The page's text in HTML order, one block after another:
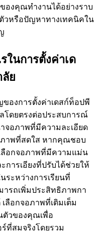
องคุณทํางานได้อย่างราบ
วหรือปัญหาทางเทคนิคใน
ในการตั้งค่าเด
ย
องการตั้งค่าเดสก์ท็อปพี
โดยตรงต่อประสบการณ์
อภาพที่มีความละเอียด
าพที่สดใส หากคุณชอบ
ลือกจอภาพที่มีความแม่น
การเอียงที่ปรับได้ช่วยให้
ระหว่างการเรียนที่
รถเพิ่มประสิทธิภาพกา
ลือกจอภาพที่เติมเต็ม
ตัวของคุณเพื่อ
ที่สมจริงโดยรวม